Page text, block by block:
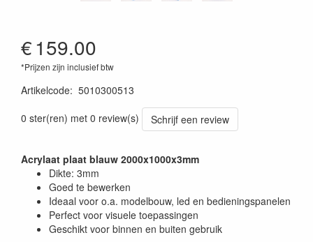
€159.00
*Prijzen zijn inclusief btw
Artikelcode: 5010300513
0 ster(ren) met 0 review(s)
Schrijf een review
Acrylaat plaat blauw 2000x1000x3mm
Dikte: 3mm
Goed te bewerken
Ideaal voor o.a. modelbouw, led en bedieningspanelen
Perfect voor visuele toepassingen
Geschikt voor binnen en buiten gebruik